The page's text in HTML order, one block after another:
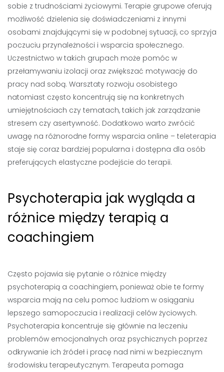
sobie z trudnościami życiowymi. Terapie grupowe oferują
możliwość dzielenia się doświadczeniami z innymi
osobami znajdującymi się w podobnej sytuacji, co sprzyja
poczuciu przynależności i wsparcia społecznego.
Uczestnictwo w takich grupach może pomóc w
przełamywaniu izolacji oraz zwiększać motywację do
pracy nad sobą. Warsztaty rozwoju osobistego
natomiast często koncentrują się na konkretnych
umiejętnościach czy tematach, takich jak zarządzanie
stresem czy asertywność. Dodatkowo warto zwrócić
uwagę na różnorodne formy wsparcia online – teleterapia
staje się coraz bardziej popularna i dostępna dla osób
preferujących elastyczne podejście do terapii.
Psychoterapia jak wygląda a
różnice między terapią a
coachingiem
Często pojawia się pytanie o różnice między
psychoterapią a coachingiem, ponieważ obie te formy
wsparcia mają na celu pomoc ludziom w osiąganiu
lepszego samopoczucia i realizacji celów życiowych.
Psychoterapia koncentruje się głównie na leczeniu
problemów emocjonalnych oraz psychicznych poprzez
odkrywanie ich źródeł i pracę nad nimi w bezpiecznym
środowisku terapeutycznym. Terapeuta pomaga